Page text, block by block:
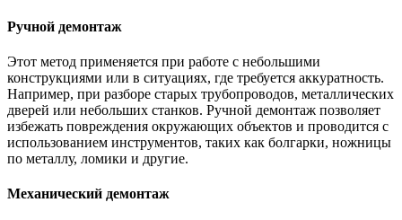
Ручной демонтаж
Этот метод применяется при работе с небольшими
конструкциями или в ситуациях, где требуется аккуратность.
Например, при разборе старых трубопроводов, металлических
дверей или небольших станков. Ручной демонтаж позволяет
избежать повреждения окружающих объектов и проводится с
использованием инструментов, таких как болгарки, ножницы
по металлу, ломики и другие.
Механический демонтаж